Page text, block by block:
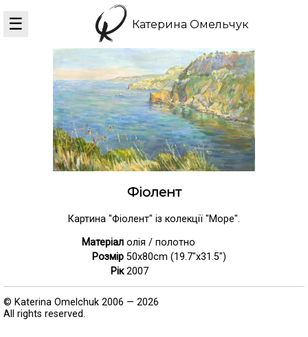
☰ Катерина Омельчук
Фіолент
Картина "Фіолент" із колекції "Море".
Матеріал олія / полотно
Розмір 50x80cm (19.7"x31.5")
Рік 2007
© Katerina Omelchuk 2006 — 2026
All rights reserved.